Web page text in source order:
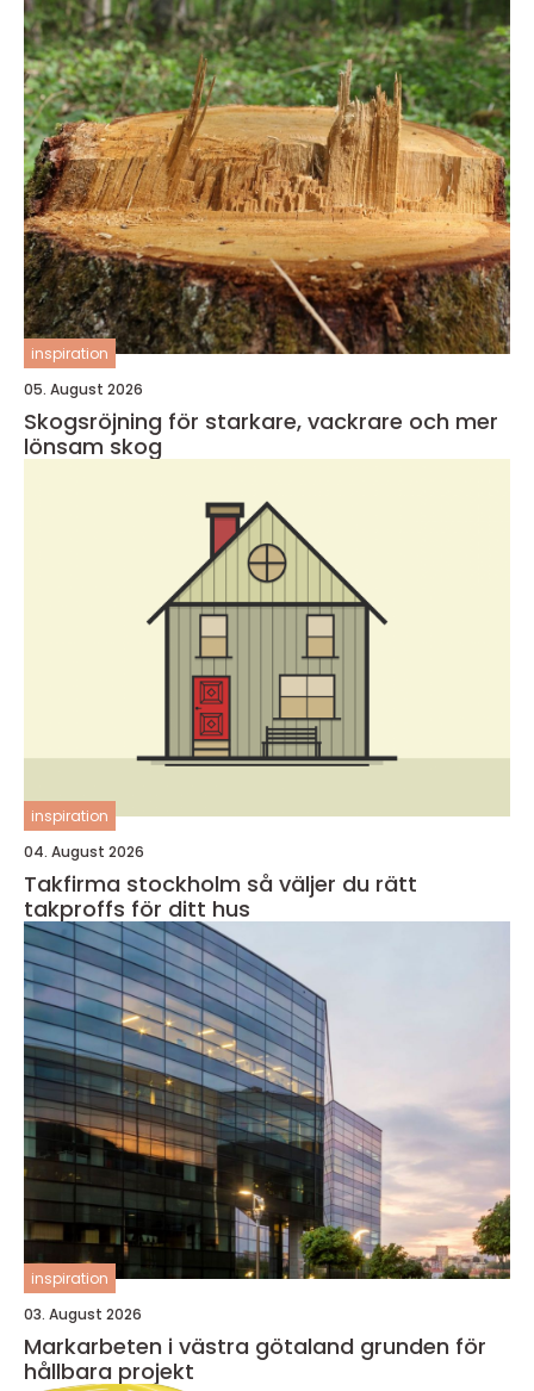
inspiration
05. August 2026
Skogsröjning för starkare, vackrare och mer
lönsam skog
inspiration
04. August 2026
Takfirma stockholm så väljer du rätt
takproffs för ditt hus
inspiration
03. August 2026
Markarbeten i västra götaland grunden för
hållbara projekt